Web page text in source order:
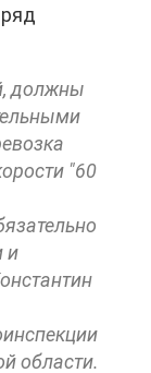
должны
"60
и
области.